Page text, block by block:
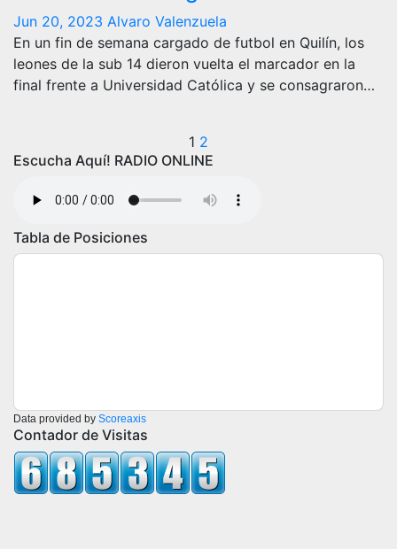
Jun 20, 2023 Alvaro Valenzuela
En un fin de semana cargado de futbol en Quilín, los
leones de la sub 14 dieron vuelta el marcador en la
final frente a Universidad Católica y se consagraron…
Paginación
entradas
1 2
Escucha Aquí! RADIO ONLINE
Tabla de Posiciones
Data provided by Scoreaxis
Contador de Visitas